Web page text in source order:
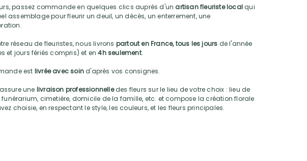
passez commande en quelques clics auprès d'un artisan fleuriste localqui
assemblage pour fleurir un deuil, un décès, un enterrement, une
réseau de fleuristes, nous livrons partout en France, tous les jours de l'année
et jours fériés compris) et en4h seulement.
est livrée avec soind'après vos consignes.
une livraison professionnelledes fleurs sur le lieu de votre choix : lieu de
funérarium, cimetière, domicile de la famille, etc. et compose la création florale
choisie, en respectant le style, les couleurs, et les fleurs principales.